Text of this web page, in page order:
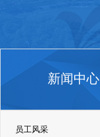
新闻中心
员工风采